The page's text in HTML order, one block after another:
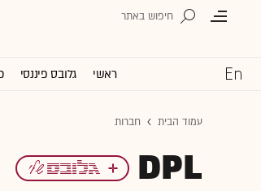
ראשי גלובס פיננסי
עמוד הבית חברות
DPL